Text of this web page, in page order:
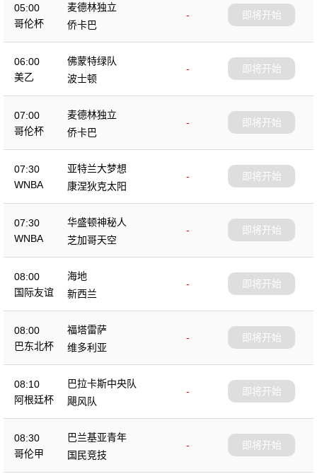
05:00
哥伦杯
麦德林独立
-
侨卡巴
即将开始
06:00
美乙
佛蒙特绿队
-
波士顿
即将开始
07:00
哥伦杯
麦德林独立
-
侨卡巴
即将开始
07:30
WNBA
亚特兰大梦想
-
康涅狄克太阳
即将开始
07:30
WNBA
华盛顿神秘人
-
芝加哥天空
即将开始
08:00
国际友谊
海地
-
新西兰
即将开始
08:00
巴东北杯
福塔雷萨
-
维多利亚
即将开始
08:10
阿根廷杯
巴拉卡斯中央队
-
飓风队
即将开始
08:30
哥伦甲
巴兰基亚青年
-
国民竞技
即将开始